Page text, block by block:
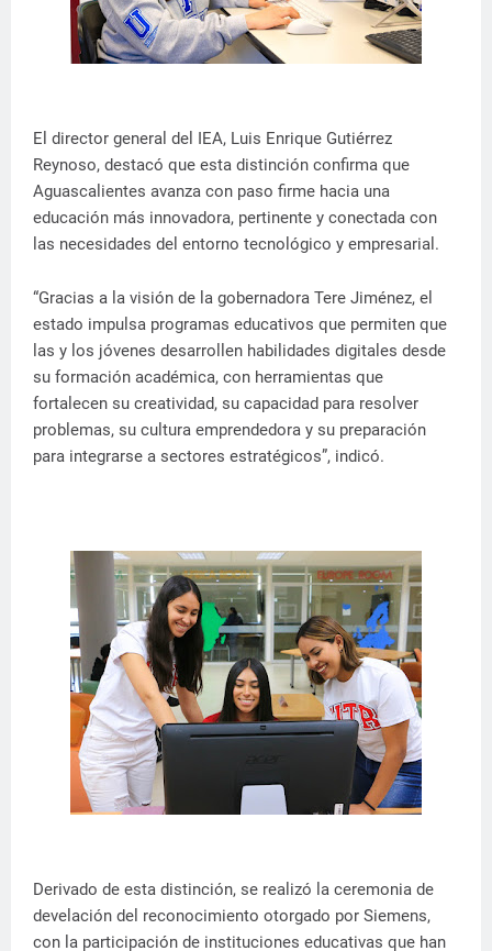
El director general del IEA, Luis Enrique Gutiérrez
Reynoso, destacó que esta distinción confirma que
Aguascalientes avanza con paso firme hacia una
educación más innovadora, pertinente y conectada con
las necesidades del entorno tecnológico y empresarial.
“Gracias a la visión de la gobernadora Tere Jiménez, el
estado impulsa programas educativos que permiten que
las y los jóvenes desarrollen habilidades digitales desde
su formación académica, con herramientas que
fortalecen su creatividad, su capacidad para resolver
problemas, su cultura emprendedora y su preparación
para integrarse a sectores estratégicos”, indicó.
Derivado de esta distinción, se realizó la ceremonia de
develación del reconocimiento otorgado por Siemens,
con la participación de instituciones educativas que han